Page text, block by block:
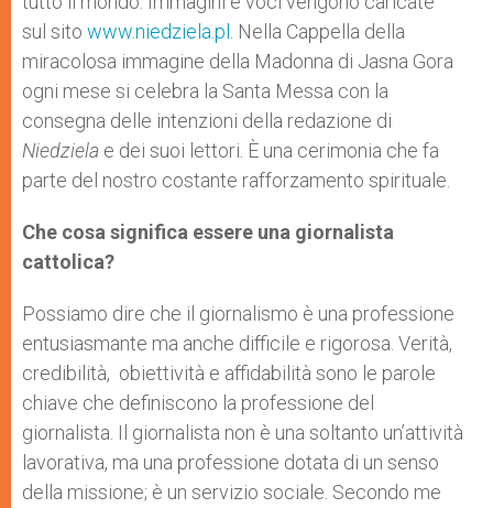
sul sito www.niedziela.pl . Nella Cappella della
miracolosa immagine della Madonna di Jasna Gora
ogni mese si celebra la Santa Messa con la
consegna delle intenzioni della redazione di
Niedziela e dei suoi lettori. È una cerimonia che fa
parte del nostro costante rafforzamento spirituale.
Che cosa significa essere una giornalista
cattolica?
Possiamo dire che il giornalismo è una professione
entusiasmante ma anche difficile e rigorosa. Verità,
credibilità, obiettività e affidabilità sono le parole
chiave che definiscono la professione del
giornalista. Il giornalista non è una soltanto un’attività
lavorativa, ma una professione dotata di un senso
della missione; è un servizio sociale. Secondo me